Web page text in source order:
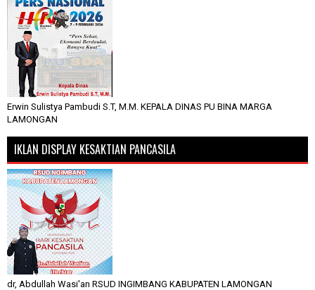
Erwin Sulistya Pambudi S.T, M.M. KEPALA DINAS PU BINA MARGA
LAMONGAN
IKLAN DISPLAY KESAKTIAN PANCASILA
dr, Abdullah Wasi'an RSUD INGIMBANG KABUPATEN LAMONGAN